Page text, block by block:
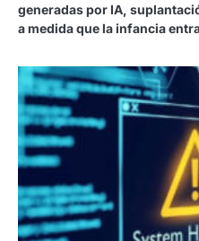
generadas por IA,
a medida que la infancia